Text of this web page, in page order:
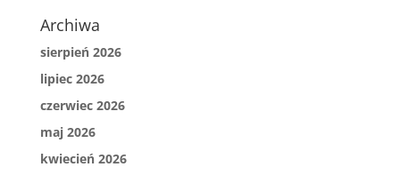
Archiwa
sierpień 2026
lipiec 2026
czerwiec 2026
maj 2026
kwiecień 2026